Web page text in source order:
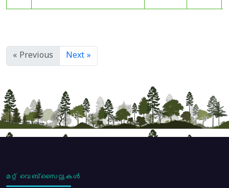
« Previous Next »
മറ്റ് വെബ്സൈറ്റുകൾ